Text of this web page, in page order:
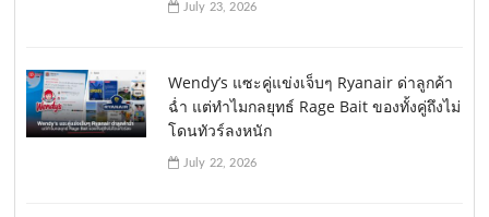
July 23, 2026
Wendy’s แซะคู่แข่งเจ็บๆ Ryanair ด่าลูกค้า
ฉ่ำ แต่ทำไมกลยุทธ์ Rage Bait ของทั้งคู่ถึงไม่
โดนทัวร์ลงหนัก
July 22, 2026